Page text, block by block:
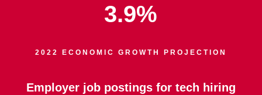
3.9%
2022 ECONOMIC GROWTH PROJECTION
Employer job postings for tech hiring